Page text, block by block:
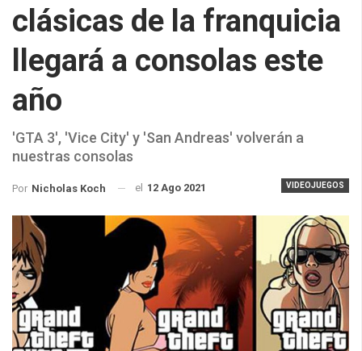
clásicas de la franquicia
llegará a consolas este
año
'GTA 3', 'Vice City' y 'San Andreas' volverán a
nuestras consolas
VIDEOJUEGOS
Por Nicholas Koch el 12 Ago 2021